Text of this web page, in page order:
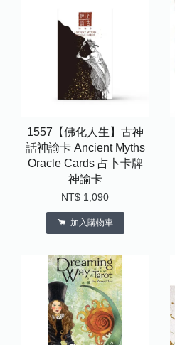
1557【佛化人生】古神
話神諭卡 Ancient Myths
Oracle Cards 占卜卡牌
神諭卡
NT$ 1,090
加入購物車